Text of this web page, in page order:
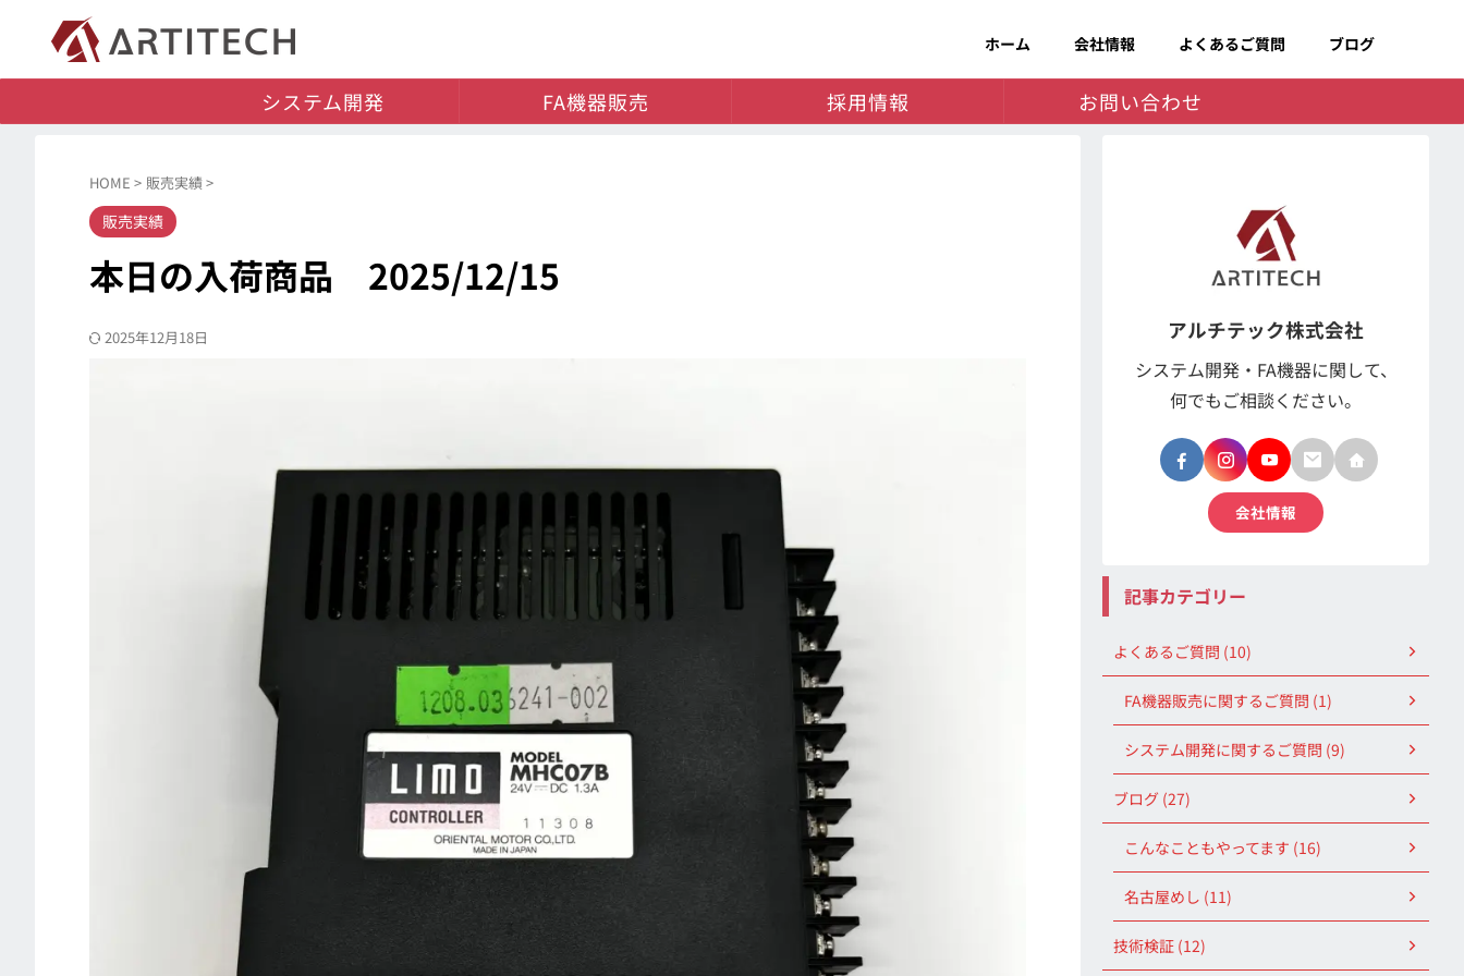
ホーム 会社情報 よくあるご質問 ブログ
システム開発 FA機器販売 採用情報 お問い合わせ
HOME > 販売実績>
販売実績
本日の入荷商品 2025/12/15
2025年12月18日 アルチテック株式会社
システム開発・FA機器に関して、
何でもご相談ください。
会社情報
記事カテゴリー
よくあるご質問 (10)
FA機器販売に関するご質問 (1)
システム開発に関するご質問 (9)
ブログ (27)
こんなこともやってます (16)
名古屋めし (11)
技術検証 (12)